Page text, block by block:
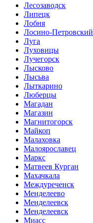
Лесозаводск
Липецк
Лобня
Лосино-Петровский
Луга
Луховицы
Лучегорск
Лысково
Лысьва
Лыткарино
Люберцы
Магадан
Магазин
Магнитогорск
Майкоп
Малаховка
Малоярославец
Маркс
Матвеев Курган
Махачкала
Междуреченск
Менделеево
Менделеевск
Менделеевск
Миасс